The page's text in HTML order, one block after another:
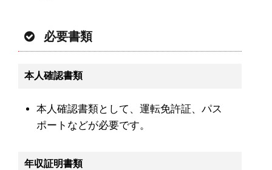
必要書類
本人確認書類
本人確認書類として、運転免許証、パス
ポートなどが必要です。
年収証明書類